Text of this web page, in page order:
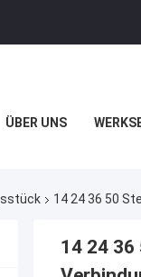
ÜBER UNS
14 24 36 50
14 24 36